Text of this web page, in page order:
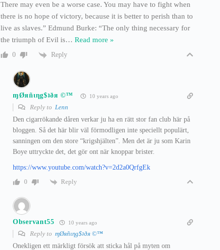
There may even be a worse case. You may have to fight when
there is no hope of victory, because it is better to perish than to
live as slaves.” Edmund Burke: “The only thing necessary for
the triumph of Evil is… Read more »
0 Reply
ɱØяñιηg$ʇðя ©™ 10 years ago
Reply to Lenn
Den cigarrökande dåren verkar ju ha en rätt stor fan club här på
bloggen. Så det här blir väl förmodligen inte speciellt populärt,
sanningen om den store “krigshjälten”. Men det är ju som Karin
Boye uttryckte det, det gör ont när knoppar brister.
https://www.youtube.com/watch?v=2d2a0QrfgEk
0
Reply
Observant55 10 years ago
Reply to ɱØяñιηg$ʇðя ©™
Onekligen ett märkligt försök att sticka hål på myten om